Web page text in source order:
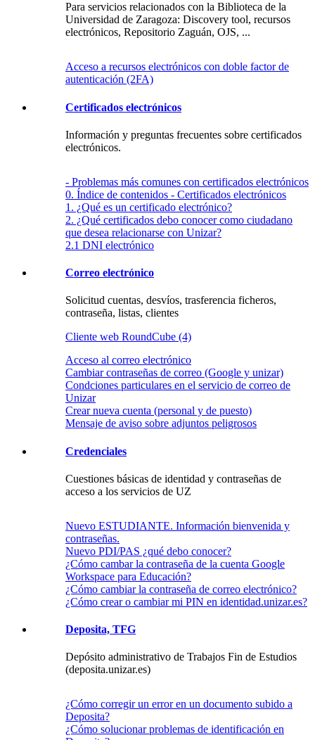
Para servicios relacionados con la Biblioteca de la
Universidad de Zaragoza: Discovery tool, recursos
electrónicos, Repositorio Zaguán, OJS, ...
Acceso a recursos electrónicos con doble factor de
autenticación (2FA)
Certificados electrónicos
Información y preguntas frecuentes sobre certificados
electrónicos.
- Problemas más comunes con certificados electrónicos
0. Índice de contenidos - Certificados electrónicos
1. ¿Qué es un certificado electrónico?
2. ¿Qué certificados debo conocer como ciudadano
que desea relacionarse con Unizar?
2.1 DNI electrónico
Correo electrónico
Solicitud cuentas, desvíos, trasferencia ficheros,
contraseña, listas, clientes
Cliente web RoundCube (4)
Acceso al correo electrónico
Cambiar contraseñas de correo (Google y unizar)
Condciones particulares en el servicio de correo de
Unizar
Crear nueva cuenta (personal y de puesto)
Mensaje de aviso sobre adjuntos peligrosos
Credenciales
Cuestiones básicas de identidad y contraseñas de
acceso a los servicios de UZ
Nuevo ESTUDIANTE. Información bienvenida y
contraseñas.
Nuevo PDI/PAS ¿qué debo conocer?
¿Cómo cambar la contraseña de la cuenta Google
Workspace para Educación?
¿Cómo cambiar la contraseña de correo electrónico?
¿Cómo crear o cambiar mi PIN en identidad.unizar.es?
Deposita, TFG
Depósito administrativo de Trabajos Fin de Estudios
(deposita.unizar.es)
¿Cómo corregir un error en un documento subido a
Deposita?
¿Cómo solucionar problemas de identificación en